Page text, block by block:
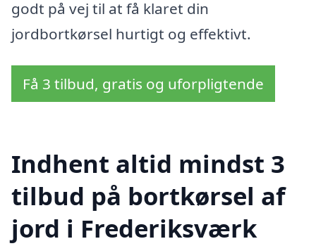
godt på vej til at få klaret din
jordbortkørsel hurtigt og effektivt.
Få 3 tilbud, gratis og uforpligtende
Indhent altid mindst 3
tilbud på bortkørsel af
jord i Frederiksværk